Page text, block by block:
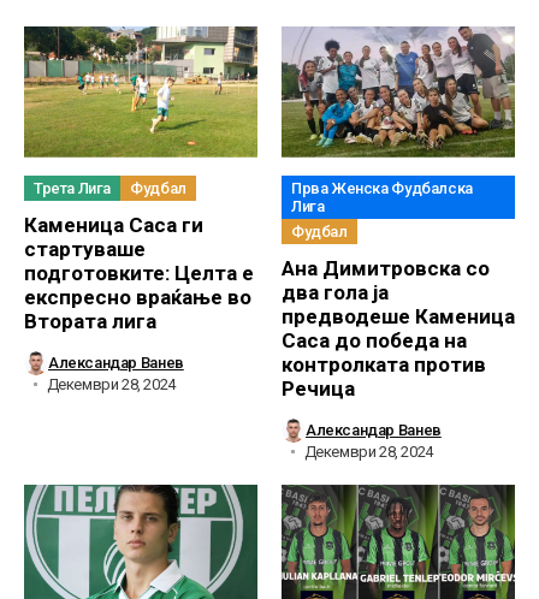
Трета Лига Фудбал
Каменица Саса ги
стартуваше
подготовките: Целта е
експресно враќање во
Втората лига
Александар Ванев
Декември 28, 2024
Прва Женска Фудбалска
Лига
Фудбал
Ана Димитровска со
два гола ја
предводеше Каменица
Саса до победа на
контролката против
Речица
Александар Ванев
Декември 28, 2024